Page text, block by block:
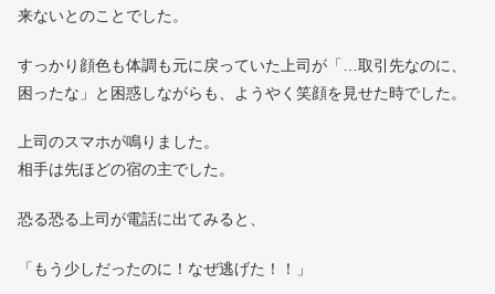
来ないとのことでした。
すっかり顔色も体調も元に戻っていた上司が「…取引先なのに、
困ったな」と困惑しながらも、ようやく笑顔を見せた時でした。
上司のスマホが鳴りました。
相手は先ほどの宿の主でした。
恐る恐る上司が電話に出てみると、
「もう少しだったのに！なぜ逃げた！！」